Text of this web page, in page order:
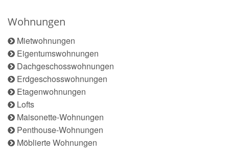
Wohnungen
Mietwohnungen
Eigentumswohnungen
Dachgeschosswohnungen
Erdgeschosswohnungen
Etagenwohnungen
Lofts
Maisonette-Wohnungen
Penthouse-Wohnungen
Möblierte Wohnungen